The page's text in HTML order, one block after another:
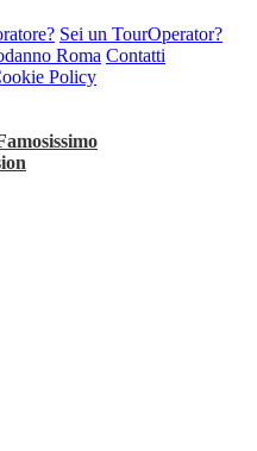
Sei un TourOperator?
Roma Contatti
Policy